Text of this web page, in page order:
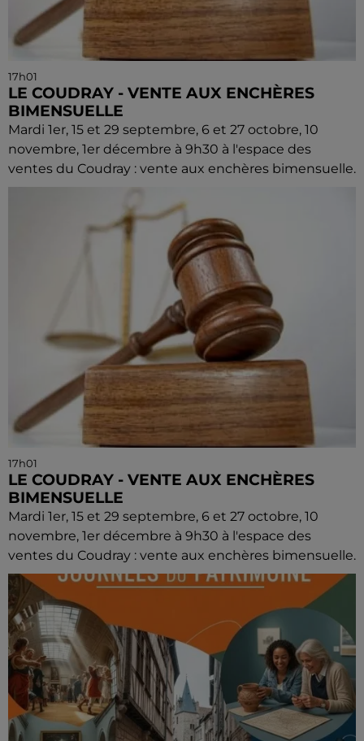
17h01
LE COUDRAY - VENTE AUX ENCHÈRES
BIMENSUELLE
Mardi 1er, 15 et 29 septembre, 6 et 27 octobre, 10
novembre, 1er décembre à 9h30 à l'espace des
ventes du Coudray : vente aux enchères bimensuelle.
17h01
LE COUDRAY - VENTE AUX ENCHÈRES
BIMENSUELLE
Mardi 1er, 15 et 29 septembre, 6 et 27 octobre, 10
novembre, 1er décembre à 9h30 à l'espace des
ventes du Coudray : vente aux enchères bimensuelle.